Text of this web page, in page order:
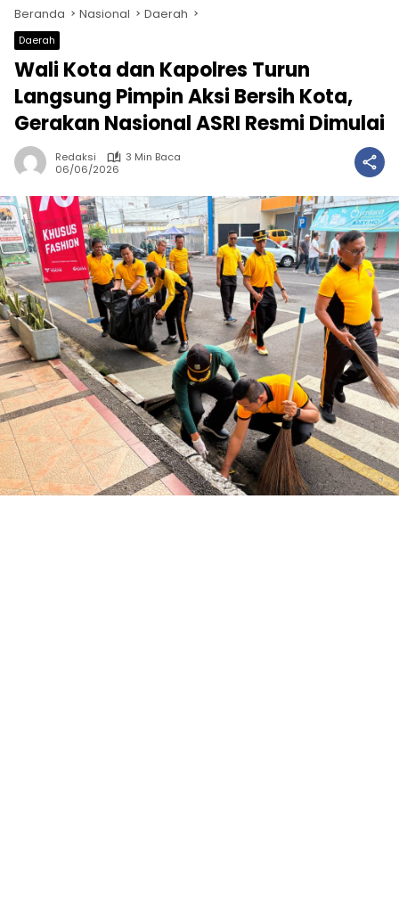
Beranda Nasional Daerah
Daerah
Wali Kota dan Kapolres Turun
Langsung Pimpin Aksi Bersih Kota,
Gerakan Nasional ASRI Resmi Dimulai
Redaksi
3 Min Baca
06/06/2026